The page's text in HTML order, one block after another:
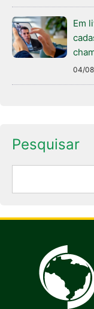
Em
04/
Pesquisar